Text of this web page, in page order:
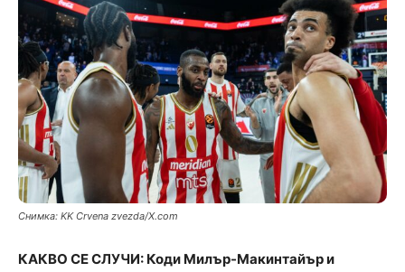
Снимка: KK Crvena zvezda/X.com
КАКВО СЕ СЛУЧИ: Коди Милър-Макинтайър и